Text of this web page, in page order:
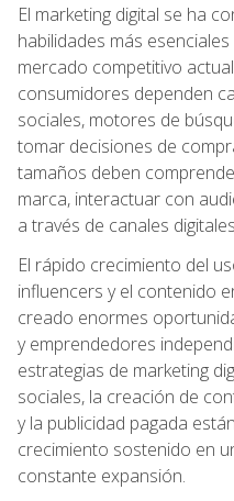
El marketing digital se ha
habilidades más
mercado competitivo
consumidores dependen
sociales, motores de
tomar decisiones de
tamaños deben
marca, interactuar con
a través de canales
El rápido crecimiento del
influencers y el contenido
creado enormes
y emprendedores
estrategias de marketing
sociales, la creación de
y la publicidad pagada
crecimiento sostenido en
constante expansión.